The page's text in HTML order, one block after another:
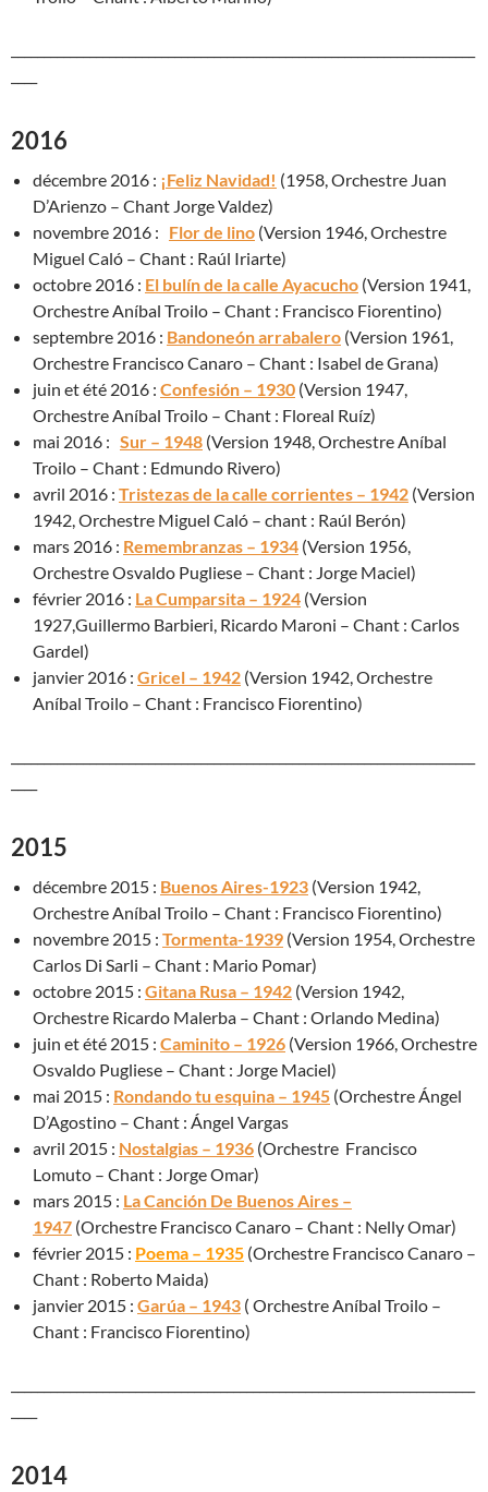
2016
décembre 2016 : ¡Feliz Navidad! (1958, Orchestre Juan
D’Arienzo – Chant Jorge Valdez)
novembre 2016 : Flor de lino (Version 1946, Orchestre
Miguel Caló – Chant : Raúl Iriarte)
octobre 2016 : El bulín de la calle Ayacucho (Version 1941,
Orchestre Aníbal Troilo – Chant : Francisco Fiorentino)
septembre 2016 : Bandoneón arrabalero (Version 1961,
Orchestre Francisco Canaro – Chant : Isabel de Grana)
juin et été 2016 : Confesión – 1930 (Version 1947,
Orchestre Aníbal Troilo – Chant : Floreal Ruíz)
mai 2016 : Sur – 1948 (Version 1948, Orchestre Aníbal
Troilo – Chant : Edmundo Rivero)
avril 2016 : Tristezas de la calle corrientes – 1942 (Version
1942, Orchestre Miguel Caló – chant : Raúl Berón)
mars 2016 : Remembranzas – 1934 (Version 1956,
Orchestre Osvaldo Pugliese – Chant : Jorge Maciel)
février 2016 : La Cumparsita – 1924 (Version
1927,Guillermo Barbieri, Ricardo Maroni – Chant : Carlos
Gardel)
janvier 2016 : Gricel – 1942 (Version 1942, Orchestre
Aníbal Troilo – Chant : Francisco Fiorentino)
2015
décembre 2015 : Buenos Aires-1923 (Version 1942,
Orchestre Aníbal Troilo – Chant : Francisco Fiorentino)
novembre 2015 : Tormenta-1939 (Version 1954, Orchestre
Carlos Di Sarli – Chant : Mario Pomar)
octobre 2015 : Gitana Rusa – 1942 (Version 1942,
Orchestre Ricardo Malerba – Chant : Orlando Medina)
juin et été 2015 : Caminito – 1926 (Version 1966, Orchestre
Osvaldo Pugliese – Chant : Jorge Maciel)
mai 2015 : Rondando tu esquina – 1945 (Orchestre Ángel
D’Agostino – Chant : Ángel Vargas
avril 2015 : Nostalgias – 1936 (Orchestre Francisco
Lomuto – Chant : Jorge Omar)
mars 2015 : La Canción De Buenos Aires –
1947 (Orchestre Francisco Canaro – Chant : Nelly Omar)
février 2015 : Poema – 1935 (Orchestre Francisco Canaro –
Chant : Roberto Maida)
janvier 2015 : Garúa – 1943 ( Orchestre Aníbal Troilo –
Chant : Francisco Fiorentino)
2014